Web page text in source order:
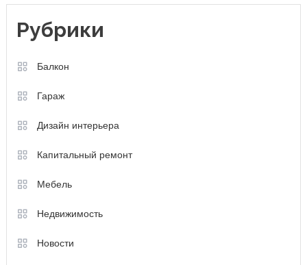
Рубрики
Балкон
Гараж
Дизайн интерьера
Капитальный ремонт
Мебель
Недвижимость
Новости